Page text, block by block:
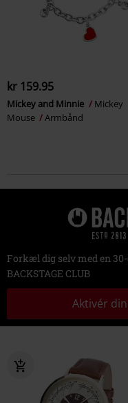
kr 159.95
Mickey and Minnie
Mickey
Mouse
Armbånd
Forkæl dig selv med en
BACKSTAGE CLUB
Aktivér